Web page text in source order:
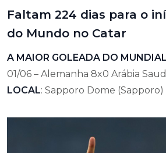
Faltam 224 dias para o
do Mundo no Catar
A MAIOR GOLEADA DO MUNDIAL
01/06 – Alemanha 8x0 Arábia
LOCAL: Sapporo Dome (Sapporo)